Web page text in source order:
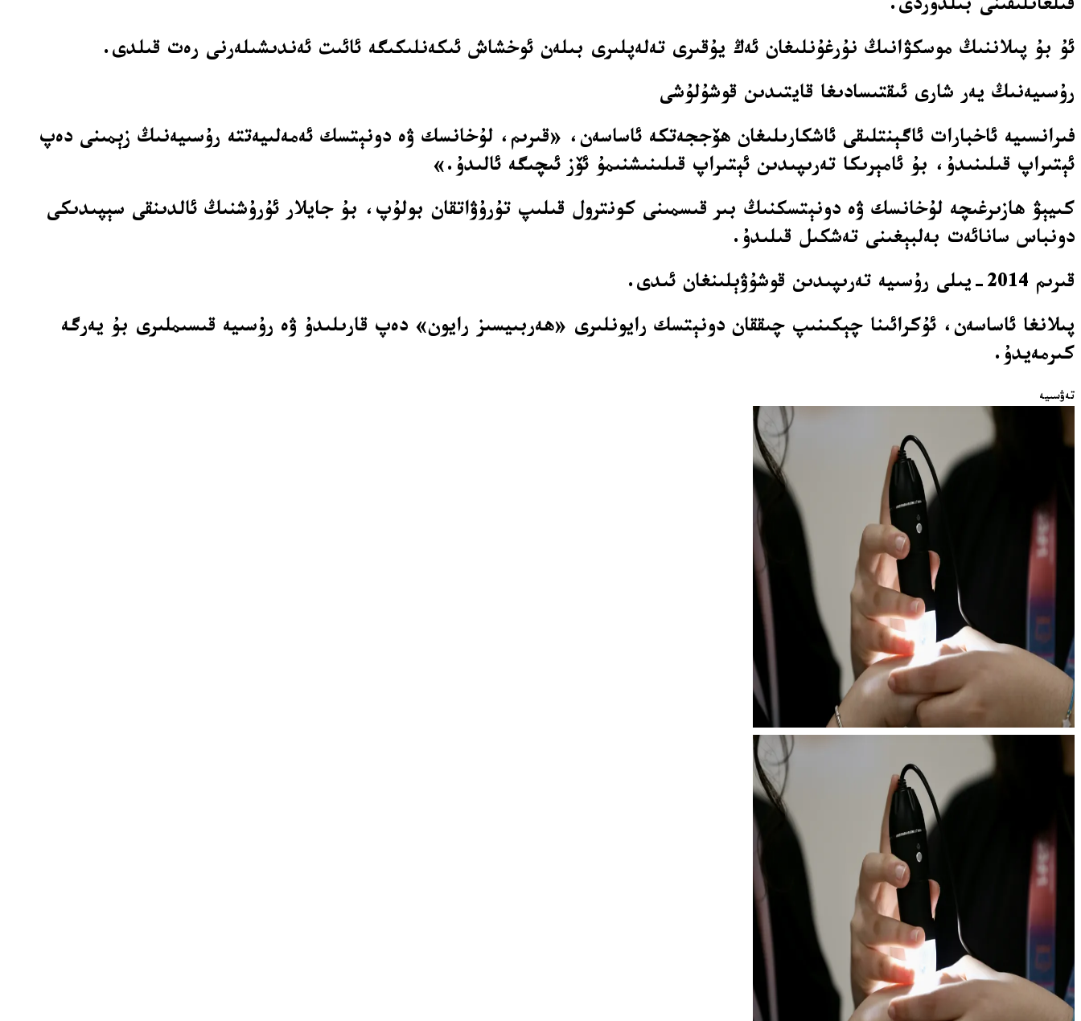
قىلغانلىقىنى بىلدۈردى.
ئۇ بۇ پىلاننىڭ موسكۋانىڭ نۇرغۇنلىغان ئەڭ يۇقىرى تەلەپلىرى بىلەن ئوخشاش ئىكەنلىكىگە ئائىت ئەندىشىلەرنى رەت قىلدى.
رۇسىيەنىڭ يەر شارى ئىقتىسادىغا قايتىدىن قوشۇلۇشى
فىرانسىيە ئاخبارات ئاگېنتلىقى ئاشكارىلىغان ھۆججەتكە ئاساسەن، «قىرىم، لۇخانسك ۋە دونېتسك ئەمەلىيەتتە رۇسىيەنىڭ زېمىنى دەپ
ئېتىراپ قىلىنىدۇ، بۇ ئامېرىكا تەرىپىدىن ئېتىراپ قىلىنىشنىمۇ ئۆز ئىچىگە ئالىدۇ.»
كىيېۋ ھازىرغىچە لۇخانسك ۋە دونېتسكنىڭ بىر قىسمىنى كونترول قىلىپ تۇرۇۋاتقان بولۇپ، بۇ جايلار ئۇرۇشنىڭ ئالدىنقى سېپىدىكى
دونباس سانائەت بەلبېغىنى تەشكىل قىلىدۇ.
قىرىم 2014-يىلى رۇسىيە تەرىپىدىن قوشۇۋېلىنغان ئىدى.
پىلانغا ئاساسەن، ئۇكرائىنا چېكىنىپ چىققان دونېتسك رايونلىرى «ھەربىيسىز رايون» دەپ قارىلىدۇ ۋە رۇسىيە قىسىملىرى بۇ يەرگە
كىرمەيدۇ.
تەۋسىيە